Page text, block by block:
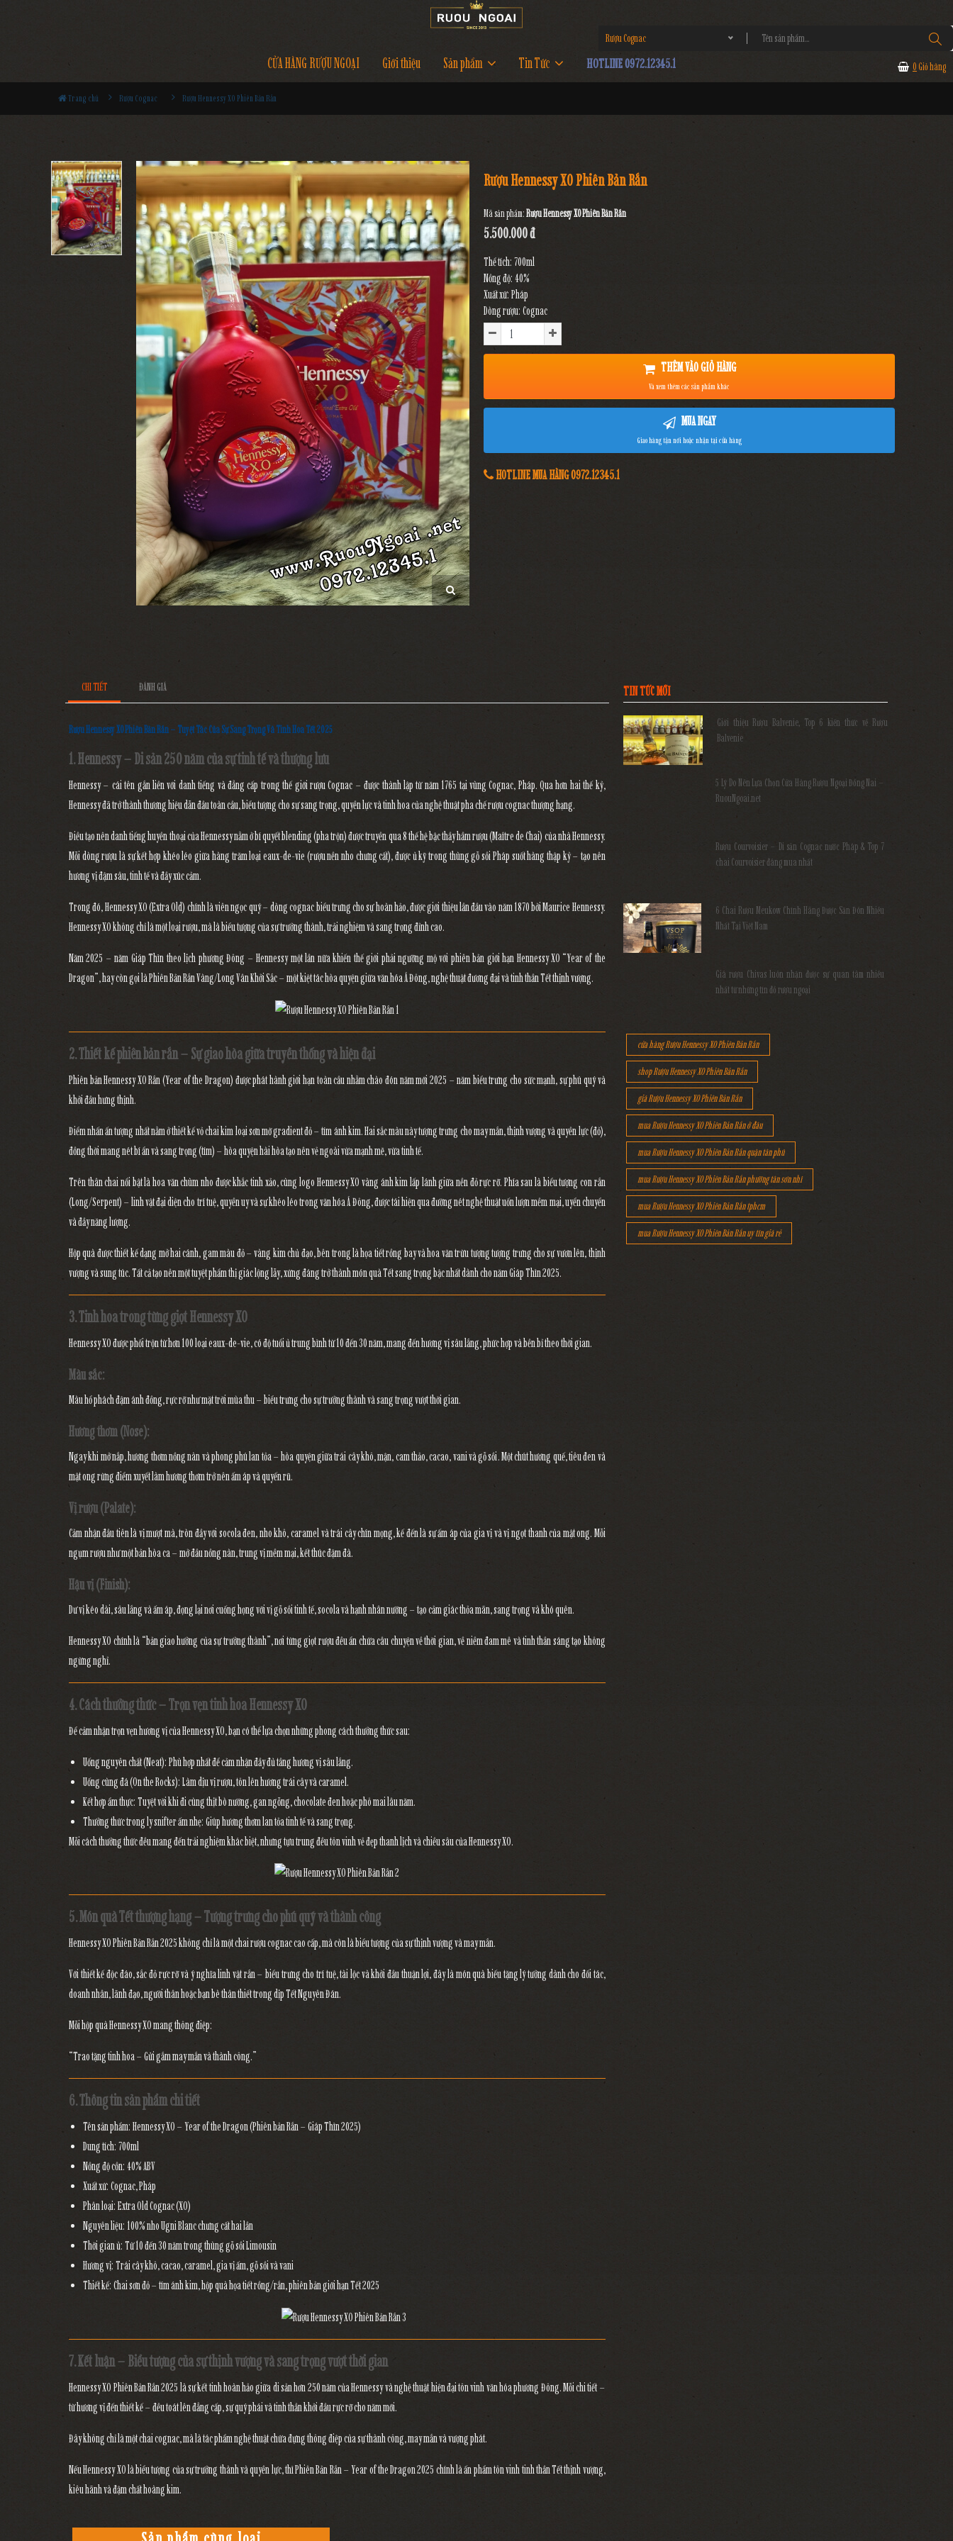
Rượu Cognac
CỬA HÀNG RƯỢU NGOẠI Giới thiệu Sản phẩm Tin Tức HOTLINE 0972.12345.1 0 Giỏ hàng
Trang chủ Rượu Cognac Rượu Hennessy XO Phiên Bản Rắn
Rượu Hennessy XO Phiên Bản Rắn
Mã sản phẩm:Rượu Hennessy XO Phiên Bản Rắn
5.500.000 đ
Thể tích: 700ml
Nồng độ: 40%
Xuất xứ: Pháp
Dòng rượu: Cognac
THÊM VÀO GIỎ HÀNG
Và xem thêm các sản phẩm khác
MUA NGAY
Giao hàng tận nơi hoặc nhận tại cửa hàng
HOTLINE MUA HÀNG 0972.12345.1
CHI TIẾT ĐÁNH GIÁ
Rượu Hennessy XO Phiên Bản Rắn – Tuyệt Tác Của Sự Sang Trọng Và Tinh Hoa Tết 2025
1. Hennessy – Di sản 250 năm của sự tinh tế và thượng lưu
Hennessy – cái tên gắn liền với danh tiếng và đẳng cấp trong thế giới rượu Cognac – được thành lập từ năm 1765 tại vùngCognac, Pháp. Qua hơn hai thế kỷ,
Hennessy đã trở thành thương hiệu dẫn đầu toàn cầu, biểu tượng chosự sang trọng, quyền lực và tinh hoa của nghệ thuật pha chế rượu cognac thượng hạng.
Điều tạo nên danh tiếng huyền thoại của Hennessy nằm ởbí quyết blending (pha trộn)được truyền qua8 thế hệ bậc thầy hầm rượu (Maître de Chai) của nhà Hennessy.
Mỗi dòng rượu là sự kết hợp khéo léo giữa hàng trăm loại eaux-de-vie (rượu nền nho chưng cất), được ủ kỹ trong thùng gỗ sồi Pháp suốt hàng thập kỷ – tạo nên
hương vị đậm sâu, tinh tế và đầy xúc cảm.
Trong đó,Hennessy XO (Extra Old) chính là viên ngọc quý – dòng cognac biểu trưng cho sự hoàn hảo, được giới thiệu lần đầu vào năm 1870 bởi Maurice Hennessy.
Hennessy XO không chỉ là một loại rượu, mà làbiểu tượng của sự trưởng thành, trải nghiệm và sang trọng đỉnh cao.
Năm 2025 – năm Giáp Thìn theo lịch phương Đông – Hennessy một lần nữa khiến thế giới phải ngưỡng mộ với phiên bản giới hạn Hennessy XO “Year of the
Dragon”, hay còn gọi làPhiên Bản Rắn Vàng/Long Vân Khởi Sắc– một kiệt tác hòa quyện giữavăn hóa Á Đông, nghệ thuật đương đại và tinh thần Tết thịnh vượng.
2. Thiết kế phiên bản rắn – Sự giao hòa giữa truyền thống và hiện đại
Phiên bảnHennessy XO Rắn (Year of the Dragon) được phát hành giới hạn toàn cầu nhằm chào đón năm mới 2025 – năm biểu trưng cho sức mạnh, sự phú quý và
khởi đầu hưng thịnh.
Điểm nhấn ấn tượng nhất nằm ởthiết kế vỏ chai kim loại sơn mờ gradient đỏ – tím ánh kim. Hai sắc màu này tượng trưng chomay mắn, thịnh vượng và quyền lực(đỏ),
đồng thời mang nétbí ẩn và sang trọng(tím) – hòa quyện hài hòa tạo nên vẻ ngoài vừa mạnh mẽ, vừa tinh tế.
Trên thân chai nổi bật là hoa văn chùm nho được khắc tinh xảo, cùng logo Hennessy XO vàng ánh kim lấp lánh giữa nền đỏ rực rỡ. Phía sau là biểu tượng con rắn
(Long/Serpent) – linh vật đại diện chotrí tuệ, quyền uy và sự khéo léotrong văn hóa Á Đông, được tái hiện qua đường nét nghệ thuật uốn lượn mềm mại, uyển chuyển
và đầy năng lượng.
Hộp quà được thiết kếdạng mở hai cánh, gam màu đỏ – vàng kim chủ đạo, bên trong là họa tiếtrồng bay và hoa văn trừu tượngtượng trưng cho sựvươn lên, thịnh
vượng và sung túc. Tất cả tạo nênmột tuyệt phẩm thị giác lộng lẫy, xứng đáng trở thành món quà Tết sang trọng bậc nhất dành cho năm Giáp Thìn 2025.
3. Tinh hoa trong từng giọt Hennessy XO
Hennessy XO được phối trộn từhơn 100 loại eaux-de-vie, có độ tuổi ủ trung bìnhtừ 10 đến 30 năm, mang đến hương vị sâu lắng, phức hợp và bền bỉ theo thời gian.
Màu sắc:
Màuhổ phách đậm ánh đồng, rực rỡ như mặt trời mùa thu – biểu trưng cho sự trưởng thành và sang trọng vượt thời gian.
Hương thơm (Nose):
Ngay khi mở nắp, hương thơmnồng nàn và phong phúlan tỏa – hòa quyện giữatrái cây khô, mận, cam thảo, cacao, vani và gỗ sồi. Một chút hương quế, tiêu đen và
mật ong rừngđiểm xuyết làm hương thơm trở nên ấm áp và quyến rũ.
Vị rượu (Palate):
Cảm nhận đầu tiên là vịmượt mà, tròn đầyvới socola đen, nho khô, caramel và trái cây chín mọng, kế đến là sự ấm áp của gia vị và vị ngọt thanh của mật ong. Mỗi
ngụm rượu như một bản hòa ca – mở đầu nồng nàn, trung vị mềm mại, kết thúc đậm đà.
Hậu vị (Finish):
Dư vị kéo dài, sâu lắng và ấm áp, đọng lại nơi cuống họng vớivị gỗ sồi tinh tế, socola và hạnh nhân nướng – tạo cảm giác thỏa mãn, sang trọng và khó quên.
Hennessy XO chính là “bản giao hưởng của sự trưởng thành”, nơi từng giọt rượu đều ẩn chứa câu chuyện về thời gian, về niềm đam mê và tinh thần sáng tạo không
ngừng nghỉ.
4. Cách thưởng thức – Trọn vẹn tinh hoa Hennessy XO
Để cảm nhận trọn vẹn hương vị của Hennessy XO, bạn có thể lựa chọn những phong cách thưởng thức sau:
Uống nguyên chất (Neat): Phù hợp nhất để cảm nhận đầy đủ tầng hương vị sâu lắng.
Uống cùng đá (On the Rocks): Làm dịu vị rượu, tôn lên hương trái cây và caramel.
Kết hợp ẩm thực: Tuyệt vời khi đi cùngthịt bò nướng, gan ngỗng, chocolate đen hoặc phô mai lâu năm.
Thưởng thức trong ly snifter ấm nhẹ: Giúp hương thơm lan tỏa tinh tế và sang trọng.
Mỗi cách thưởng thức đều mang đến trải nghiệm khác biệt, nhưng tựu trung đều tôn vinhvẻ đẹp thanh lịch và chiều sâu của Hennessy XO.
5. Món quà Tết thượng hạng – Tượng trưng cho phú quý và thành công
Hennessy XO Phiên Bản Rắn 2025không chỉ là một chai rượu cognac cao cấp, mà còn làbiểu tượng của sự thịnh vượng và may mắn.
Với thiết kế độc đáo, sắc đỏ rực rỡ và ý nghĩa linh vật rắn – biểu trưng chotrí tuệ, tài lộc và khởi đầu thuận lợi, đây làmón quà biếu tặng lý tưởng dành chođối tác,
doanh nhân, lãnh đạo, người thân hoặc bạn bè thân thiếttrong dịp Tết Nguyên Đán.
Mỗi hộp quà Hennessy XO mang thông điệp:
“Trao tặng tinh hoa – Gửi gắm may mắn và thành công.”
6. Thông tin sản phẩm chi tiết
Tên sản phẩm: Hennessy XO – Year of the Dragon (Phiên bản Rắn – Giáp Thìn 2025)
Dung tích: 700ml
Nồng độ cồn: 40% ABV
Xuất xứ: Cognac, Pháp
Phân loại: Extra Old Cognac (XO)
Nguyên liệu: 100% nho Ugni Blanc chưng cất hai lần
Thời gian ủ: Từ 10 đến 30 năm trong thùng gỗ sồi Limousin
Hương vị: Trái cây khô, cacao, caramel, gia vị ấm, gỗ sồi và vani
Thiết kế: Chai sơn đỏ – tím ánh kim, hộp quà họa tiết rồng/rắn, phiên bản giới hạn Tết 2025
7. Kết luận – Biểu tượng của sự thịnh vượng và sang trọng vượt thời gian
Hennessy XO Phiên Bản Rắn 2025 là sự kết tinh hoàn hảo giữadi sản hơn 250 năm của Hennessyvànghệ thuật hiện đại tôn vinh văn hóa phương Đông. Mỗi chi tiết –
từ hương vị đến thiết kế – đều toát lênđẳng cấp, sự quý phái và tinh thần khởi đầu rực rỡ cho năm mới.
Đây không chỉ là một chai cognac, mà làtác phẩm nghệ thuật chứa đựng thông điệp của sự thành công, may mắn và vượng phát.
Nếu Hennessy XO là biểu tượng củasự trưởng thành và quyền lực, thìPhiên Bản Rắn – Year of the Dragon 2025 chính làấn phẩm tôn vinh tinh thần Tết thịnh vượng,
kiêu hãnh và đậm chất hoàng kim.
TIN TỨC MỚI
Giới thiệu Rượu Balvenie, Top 6 kiến thức về Rượu
Balvenie
5 Lý Do Nên Lựa Chọn Cửa Hàng Rượu Ngoại Đồng Nai –
RuouNgoai.net
Rượu Courvoisier – Di sản Cognac nước Pháp & Top 7
chai Courvoisier đáng mua nhất
6 Chai Rượu Meukow Chính Hãng Được Săn Đón Nhiều
Nhất Tại Việt Nam
Giá rượu Chivas luôn nhận được sự quan tâm nhiều
nhất từ những tín đồ rượu ngoại
cửa hàng Rượu Hennessy XO Phiên Bản Rắn
shop Rượu Hennessy XO Phiên Bản Rắn
giá Rượu Hennessy XO Phiên Bản Rắn
mua Rượu Hennessy XO Phiên Bản Rắn ở đâu
mua Rượu Hennessy XO Phiên Bản Rắn quận tân phú
mua Rượu Hennessy XO Phiên Bản Rắn phường tân sơn nhì
mua Rượu Hennessy XO Phiên Bản Rắn tphcm
mua Rượu Hennessy XO Phiên Bản Rắn uy tín giá rẻ